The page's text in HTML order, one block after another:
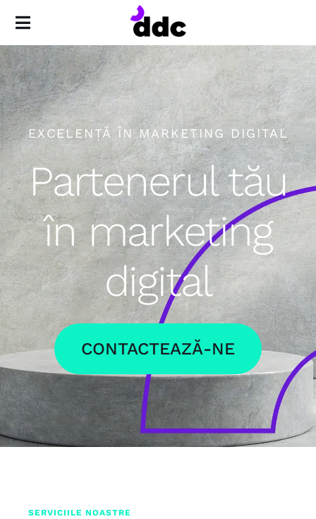
content
Toggle
Navigation
Acasă
Servicii
Backup Analytics
Echipă
Blog
Contact
EXCELENȚĂ ÎN MARKETING DIGITAL
Partenerul tău
în marketing
digital
CONTACTEAZĂ-NE
SERVICIILE NOASTRE